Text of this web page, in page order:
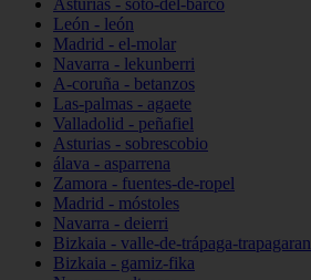
Asturias - soto-del-barco
León - león
Madrid - el-molar
Navarra - lekunberri
A-coruña - betanzos
Las-palmas - agaete
Valladolid - peñafiel
Asturias - sobrescobio
álava - asparrena
Zamora - fuentes-de-ropel
Madrid - móstoles
Navarra - deierri
Bizkaia - valle-de-trápaga-trapagaran
Bizkaia - gamiz-fika